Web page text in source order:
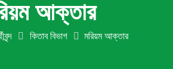
আক্তার
কিতাব বিভাগ মরিয়ম আক্তার